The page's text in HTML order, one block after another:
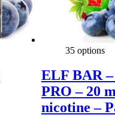
35 options
ELF BAR
PRO – 20
nicotine –